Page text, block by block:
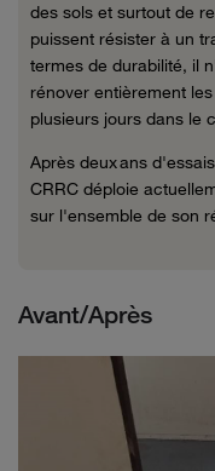
des sols et surtout de
puissent résister à un
termes de durabilité, il
rénover entièrement
plusieurs jours dans le
Après deux ans
CRRC déploie
sur l'ensemble de son
Avant/Après